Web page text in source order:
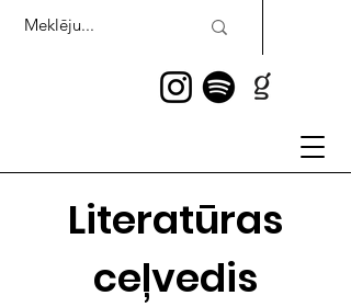
Literatūras
ceļvedis